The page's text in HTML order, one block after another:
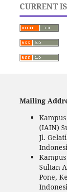
CURRENT
Mailing
(IAIN)
Jl.
Sultan
Pone,